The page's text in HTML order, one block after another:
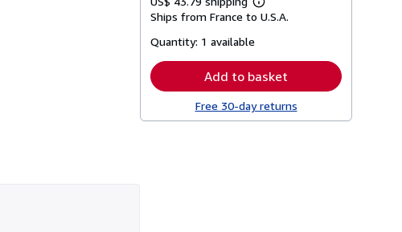
Learn
more
Ships from France to U.S.A.
Quantity: 1 available
Add to basket
Free 30-day returns